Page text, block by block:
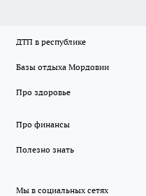
ДТП в республике
Базы отдыха Мордовии
Про здоровье
Про финансы
Полезно знать
Мы в социальных сетях